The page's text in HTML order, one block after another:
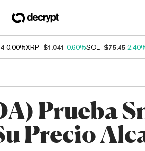
0.00%XRP $1.041 0.60%SOL $75.45
Prueba
Precio